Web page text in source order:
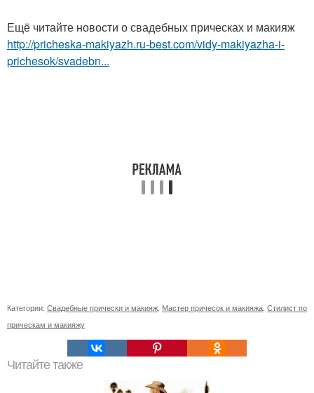
Ещё читайте новости о свадебных прическах и макияж
http://pricheska-makiyazh.ru-best.com/vidy-makiyazha-i-
prichesok/svadebn...
Категории: Свадебные прически и макияж Мастер причесок и макияжа Стилист по
прическам и макияжу
Читайте также